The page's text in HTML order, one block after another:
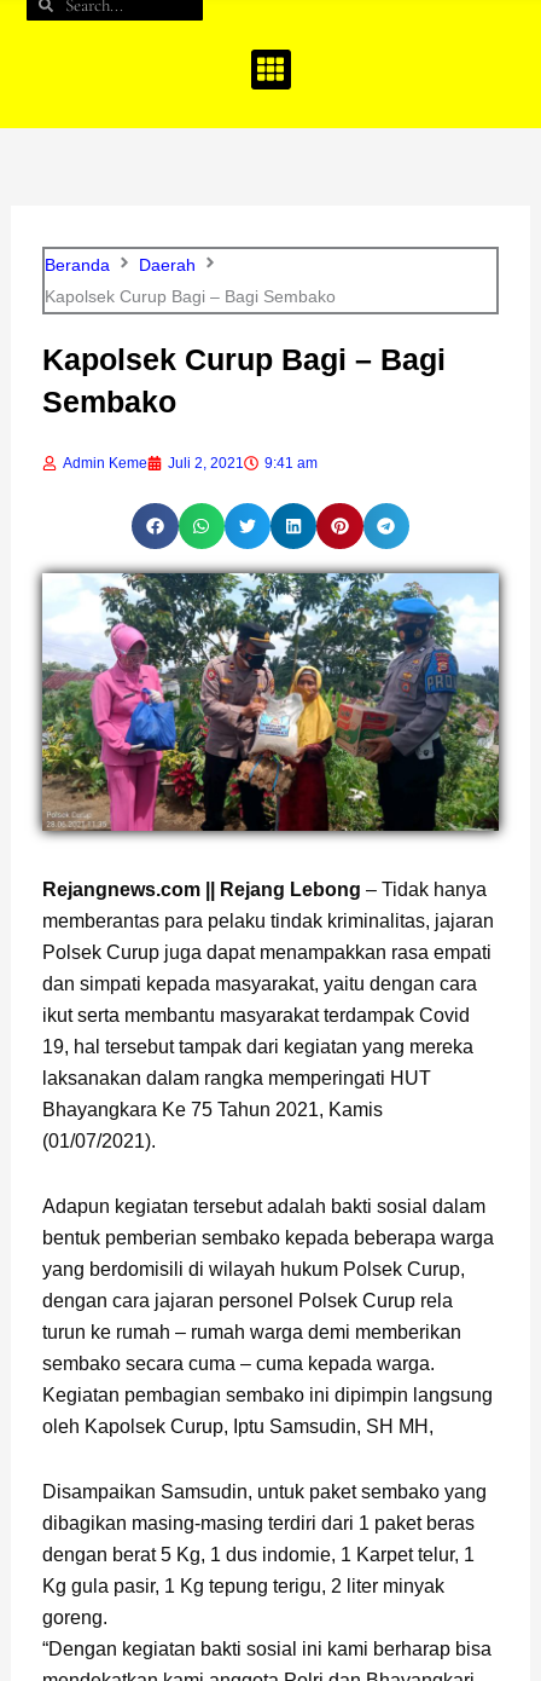
Beranda
Daerah
Kapolsek Curup Bagi – Bagi Sembako
Kapolsek Curup Bagi – Bagi
Sembako
Admin Keme Juli 2, 2021 9:41 am
Rejangnews.com || Rejang Lebong – Tidak hanya
memberantas para pelaku tindak kriminalitas, jajaran
Polsek Curup juga dapat menampakkan rasa empati
dan simpati kepada masyarakat, yaitu dengan cara
ikut serta membantu masyarakat terdampak Covid
19, hal tersebut tampak dari kegiatan yang mereka
laksanakan dalam rangka memperingati HUT
Bhayangkara Ke 75 Tahun 2021, Kamis
(01/07/2021).
Adapun kegiatan tersebut adalah bakti sosial dalam
bentuk pemberian sembako kepada beberapa warga
yang berdomisili di wilayah hukum Polsek Curup,
dengan cara jajaran personel Polsek Curup rela
turun ke rumah – rumah warga demi memberikan
sembako secara cuma – cuma kepada warga.
Kegiatan pembagian sembako ini dipimpin langsung
oleh Kapolsek Curup, Iptu Samsudin, SH MH,
Disampaikan Samsudin, untuk paket sembako yang
dibagikan masing-masing terdiri dari 1 paket beras
dengan berat 5 Kg, 1 dus indomie, 1 Karpet telur, 1
Kg gula pasir, 1 Kg tepung terigu, 2 liter minyak
goreng.
“Dengan kegiatan bakti sosial ini kami berharap bisa